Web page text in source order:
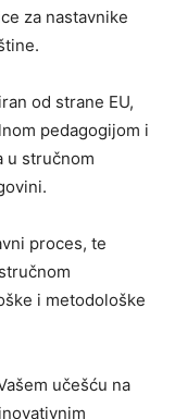
za nastavnike
od strane EU,
pedagogijom i
u stručnom
proces, te
i metodološke
učešću na